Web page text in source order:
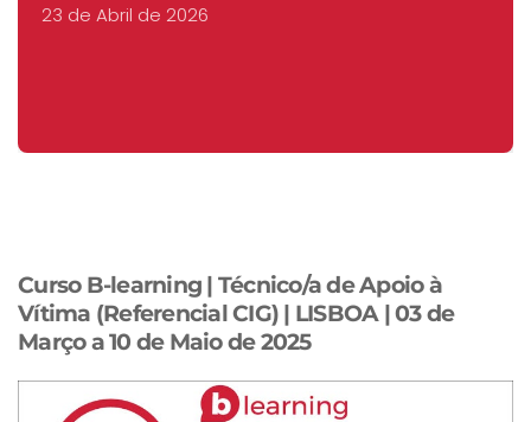
23 de Abril de 2026
Curso B-learning | Técnico/a de Apoio à
Vítima (Referencial CIG) | LISBOA | 03 de
Março a 10 de Maio de 2025